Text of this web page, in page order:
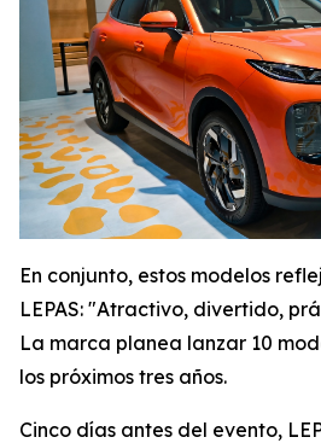
En conjunto, estos modelos
LEPAS: "Atractivo, divertido,
La marca planea lanzar 10
los próximos tres años.
Cinco días antes del evento,